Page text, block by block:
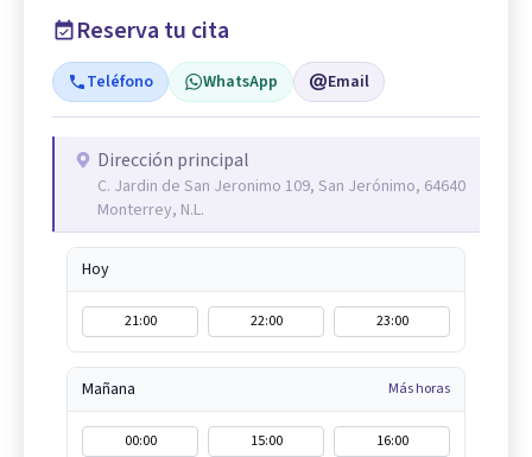
Reserva tu cita
Teléfono WhatsApp Email
Dirección principal
C. Jardin de San Jeronimo 109, San Jerónimo, 64640
Monterrey, N.L.
Hoy
21:00 22:00 23:00
Mañana Más horas
00:00 15:00
16:00